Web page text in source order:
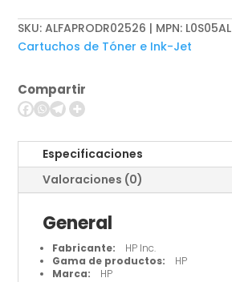
-
Ink
cartridge
SKU:ALFAPRODR02526 | MPN: L0S05AL
Cartuchos de Tóner e Ink-Jet
Compartir
Especificaciones
Valoraciones (0)
General
Fabricante: HP Inc.
Gama de productos: HP
Marca: HP